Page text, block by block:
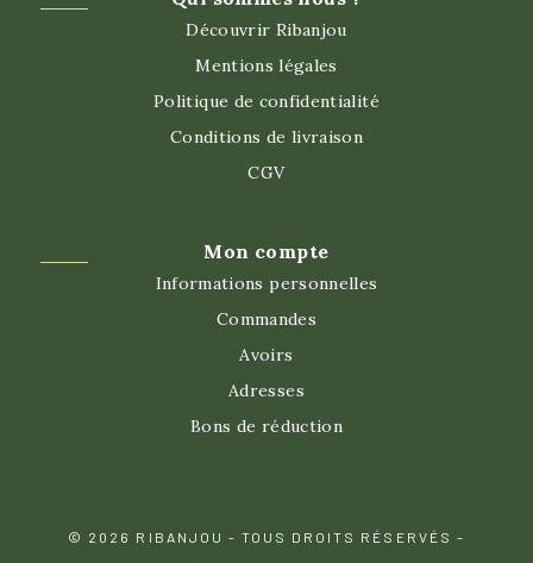
Découvrir Ribanjou
Mentions légales
Politique de confidentialité
Conditions de livraison
CGV
Mon compte
Informations personnelles
Commandes
Avoirs
Adresses
Bons de réduction
© 2026 RIBANJOU - TOUS DROITS RÉSERVÉS -